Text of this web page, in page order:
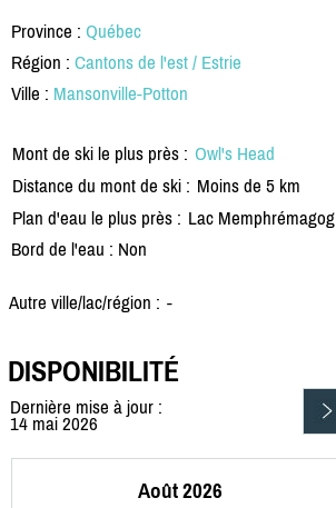
Province : Québec
Région : Cantons de l'est / Estrie
Ville : Mansonville-Potton
Mont de ski le plus près : Owl's Head
Distance du mont de ski : Moins de 5 km
Plan d'eau le plus près : Lac Memphrémagog
Bord de l'eau : Non
Autre ville/lac/région : -
DISPONIBILITÉ
Dernière mise à jour :
14 mai 2026
Août 2026